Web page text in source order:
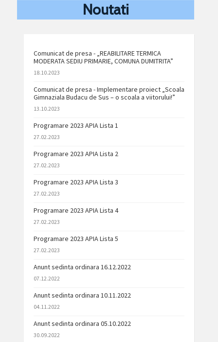
Noutati
Comunicat de presa - „REABILITARE TERMICA
MODERATA SEDIU PRIMARIE, COMUNA DUMITRITA”
18.10.2023
Comunicat de presa - Implementare proiect „Scoala
Gimnaziala Budacu de Sus – o scoala a viitorului!”
13.10.2023
Programare 2023 APIA Lista 1
27.02.2023
Programare 2023 APIA Lista 2
27.02.2023
Programare 2023 APIA Lista 3
27.02.2023
Programare 2023 APIA Lista 4
27.02.2023
Programare 2023 APIA Lista 5
27.02.2023
Anunt sedinta ordinara 16.12.2022
07.12.2022
Anunt sedinta ordinara 10.11.2022
04.11.2022
Anunt sedinta ordinara 05.10.2022
30.09.2022